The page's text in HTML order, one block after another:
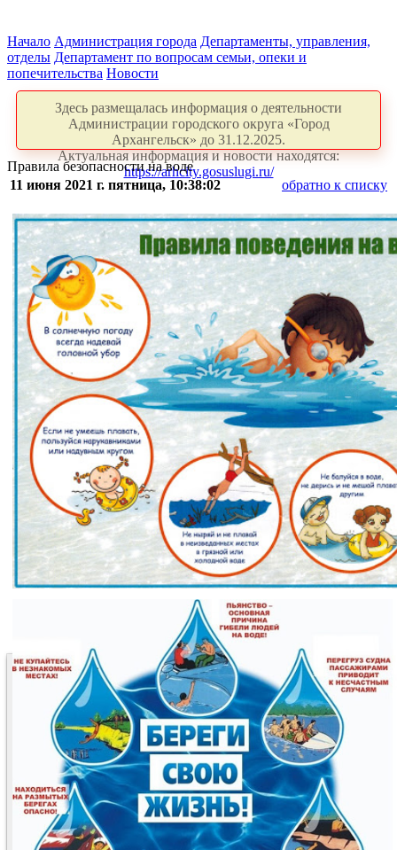
Начало Администрация города Департаменты, управления,
отделы Департамент по вопросам семьи, опеки и
попечительства Новости
Здесь размещалась информация о деятельности
Администрации городского округа «Город
Архангельск» до 31.12.2025.
Актуальная информация и новости находятся:
https://arhcity.gosuslugi.ru/
Правила безопасности на воде
11 июня 2021 г. пятница, 10:38:02
обратно к списку